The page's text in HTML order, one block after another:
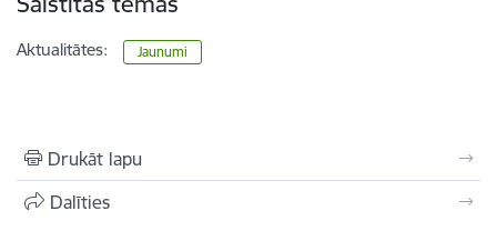
Aktualitātes: Jaunumi
Drukāt lapu
Dalīties